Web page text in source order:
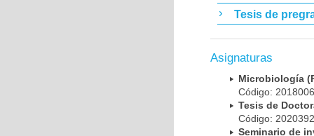
Tesis de
Asignaturas
Microbiología
Código:
Tesis de
Código:
Seminario de